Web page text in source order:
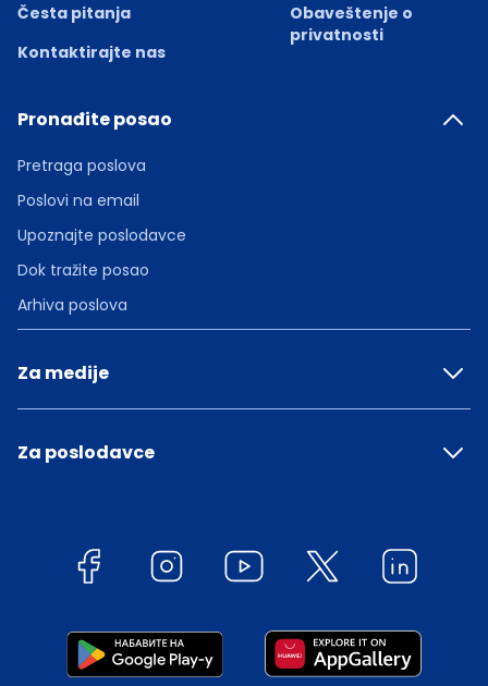
Česta pitanja
Kontaktirajte nas
Obaveštenje o
privatnosti
Pronađite posao
Pretraga poslova
Poslovi na email
Upoznajte poslodavce
Dok tražite posao
Arhiva poslova
Za medije
Za poslodavce